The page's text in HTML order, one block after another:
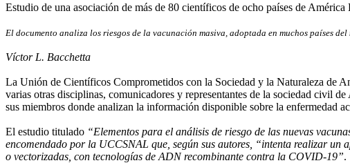
Estudio de una asociación de más de 80 científicos de ocho países de
El documento analiza los riesgos de la vacunación masiva, adoptada en muchos países del
Víctor L. Bacchetta
La Unión de Científicos Comprometidos con la Sociedad y la Naturaleza de
varias otras disciplinas, comunicadores y representantes de la sociedad civil
sus miembros donde analizan la información disponible sobre la enfermedad
El estudio titulado “Elementos para el análisis de riesgo de las nuevas
encomendado por la UCCSNAL que, según sus autores, “intenta realizar un
o vectorizadas, con tecnologías de ADN recombinante contra la COVID-19”.